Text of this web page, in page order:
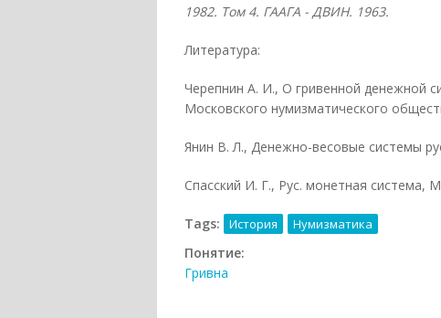
1982. Том 4. ГААГА - ДВИН. 1963.
Литература:
Черепнин А. И., О гривенной денежной
Московского нумизматического
Янин В. Л., Денежно-весовые системы
Спасский И. Г., Рус. монетная система,
Tags: История Нумизматика
Понятие:
Гривна